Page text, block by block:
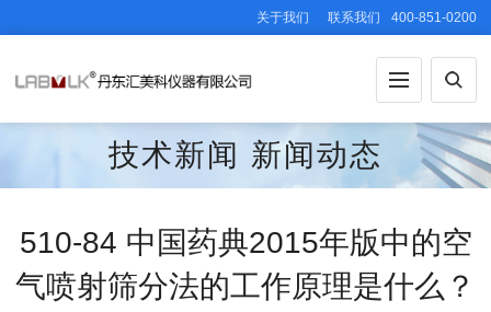
关于我们 联系我们 400-851-0200
技术新闻 新闻动态
510-84 中国药典2015年版中的空
气喷射筛分法的工作原理是什么？